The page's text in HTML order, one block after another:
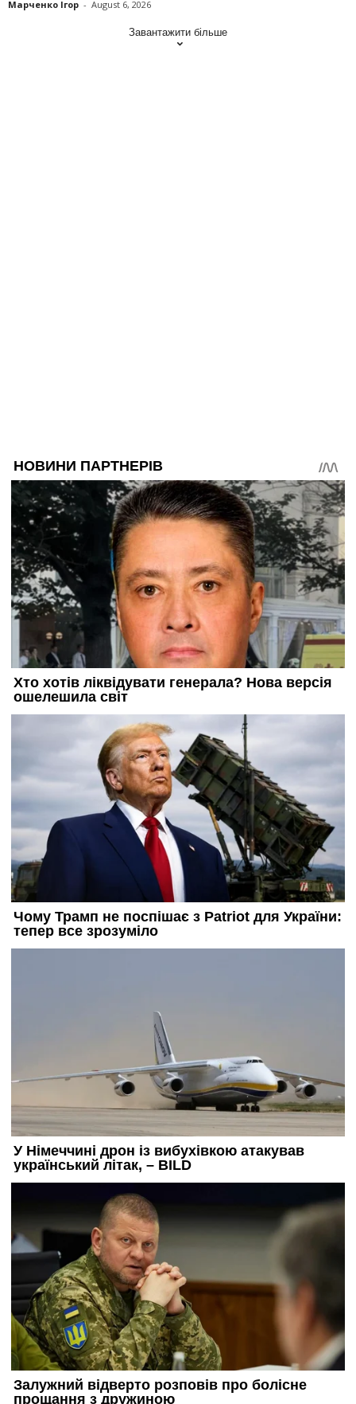
Марченко Ігор - August 6, 2026
Завантажити більше